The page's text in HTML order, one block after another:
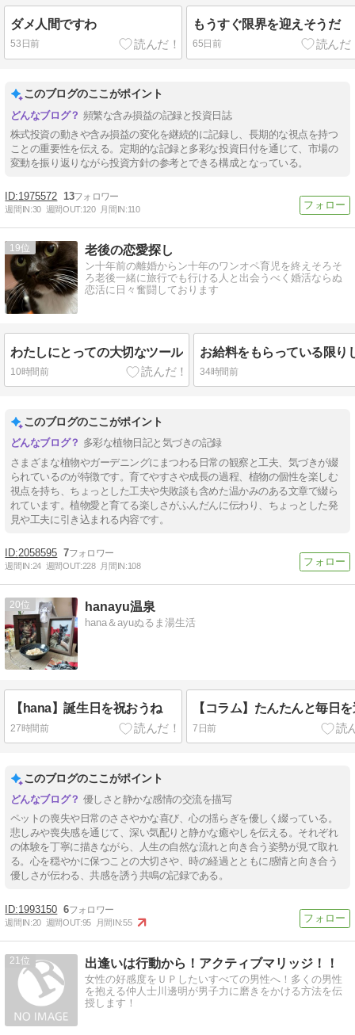
ダメ人間ですわ
53日前
もうすぐ限界を迎えそうだ
65日前
このブログのここがポイント
頻繁な含み損益の記録と投資日誌
株式投資の動きや含み損益の変化を継続的に記録し、長期的な視点を持つ
ことの重要性を伝える。定期的な記録と多彩な投資日付を通じて、市場の
変動を振り返りながら投資方針の参考とできる構成となっている。
1975572 13
週間IN:30 週間OUT:120 月間IN:110
19 老後の恋愛探し
ン十年前の離婚からン十年のワンオペ育児を終えそろそ
ろ老後一緒に旅行でも行ける人と出会うべく婚活ならぬ
恋活に日々奮闘しております
わたしにとっての大切なツール
10時間前 34時間前
このブログのここがポイント
多彩な植物日記と気づきの記録
さまざまな植物やガーデニングにまつわる日常の観察と工夫、気づきが綴
られているのが特徴です。育てやすさや成長の過程、植物の個性を楽しむ
視点を持ち、ちょっとした工夫や失敗談も含めた温かみのある文章で綴ら
れています。植物愛と育てる楽しさがふんだんに伝わり、ちょっとした発
見や工夫に引き込まれる内容です。
2058595 7
週間IN:24 週間OUT:228 月間IN:108
20 hanayu温泉
hana＆ayuぬるま湯生活
【hana】誕生日を祝おうね
27時間前
【コラム】たんたんと毎日
7日前
このブログのここがポイント
優しさと静かな感情の交流を描写
ペットの喪失や日常のささやかな喜び、心の揺らぎを優しく綴っている。
悲しみや喪失感を通じて、深い気配りと静かな癒やしを伝える。それぞれ
の体験を丁寧に描きながら、人生の自然な流れと向き合う姿勢が見て取れ
る。心を穏やかに保つことの大切さや、時の経過とともに感情と向き合う
優しさが伝わる、共感を誘う共鳴の記録である。
1993150 6
週間IN:20 週間OUT:95 月間IN:55
21 出逢いは行動から！アクティブマリッジ！！
女性の好感度をＵＰしたいすべての男性へ！多くの男性
を抱える仲人士川邊明が男子力に磨きをかける方法を伝
授します！